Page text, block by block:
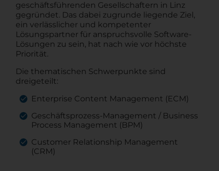
geschäftsführenden Gesellschaftern in Linz
gegründet. Das dabei zugrunde liegende Ziel,
ein verlässlicher und kompetenter
Lösungspartner für anspruchsvolle Software-
Lösungen zu sein, hat nach wie vor höchste
Priorität.
Die thematischen Schwerpunkte sind
dreigeteilt:
Enterprise Content Management (ECM)
Geschäftsprozess-Management / Business
Process Management (BPM)
Customer Relationship Management
(CRM)